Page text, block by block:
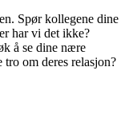
Spør kollegene dine
har vi det ikke?
å se dine nære
om deres relasjon?